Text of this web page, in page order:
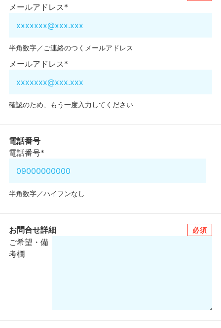
メールアドレス*
半角数字／ご連絡のつくメールアドレス
メールアドレス*
確認のため、もう一度入力してください
電話番号
電話番号*
半角数字／ハイフンなし
お問合せ詳細 必須
ご希望・備
考欄